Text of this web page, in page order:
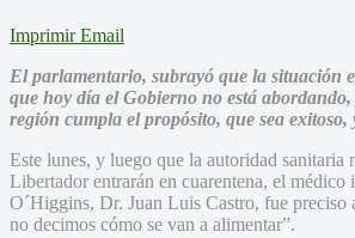
Imprimir Email
El parlamentario, subrayó que la situación
que hoy día el Gobierno no está
región cumpla el propósito, que sea
Este lunes, y luego que la autoridad
Libertador entrarán en cuarentena, el
O´Higgins, Dr. Juan Luis Castro, fue preciso
no decimos cómo se van a alimentar”.